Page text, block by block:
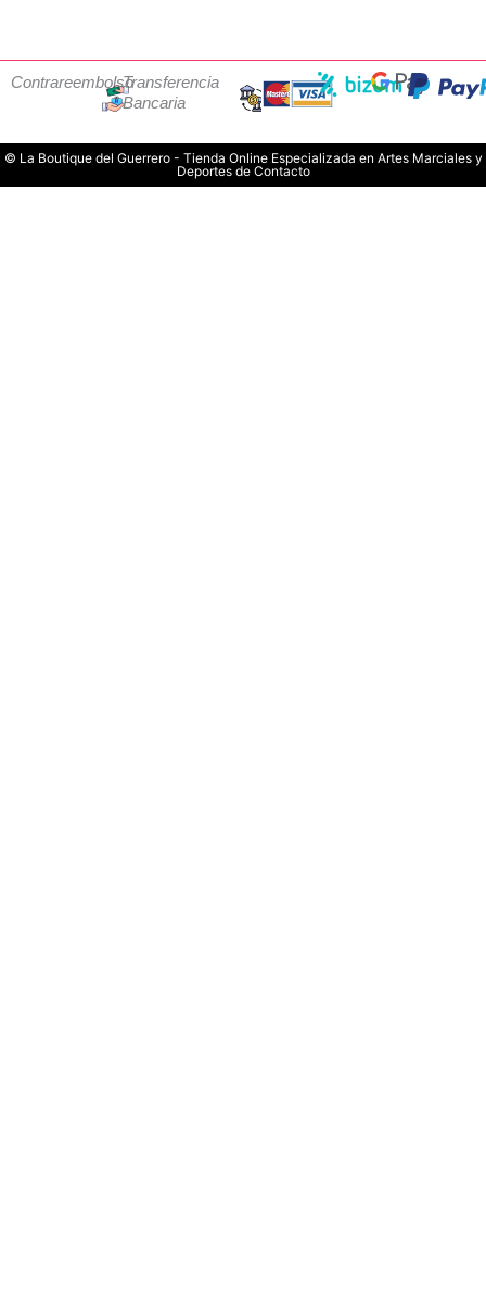
ContrareembolsoTransferencia
Bancaria
© La Boutique del Guerrero - Tienda Online Especializada en Artes Marciales y
Deportes de Contacto